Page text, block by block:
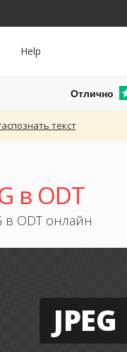
Help
Отлично
текст
в ODT
в ODT онлайн
JPEG